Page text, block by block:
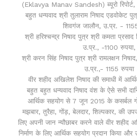
(Eklavya Manav Sandesh) ब्यूरो
बहुत धन्यवाद श्री तुलाराम निषाद एडवोकेट
शिवगंज जालौन, उ.प्र. -
श्री हरिश्चन्द्र निषाद पुत्र श्री कमता
उ.प्र., -1100 रुपया,
श्री करन सिंह निषाद पुत्र श्री रामलक्षन
उ.प्र.,- 1155 रुपया
वीर शहीद अखिलेश निषाद की समाधी में
बहुत बहुत धन्यवाद निषाद वंश के ऐसे सभी
आर्थिक सहयोग से 7 जून 2015 के कसर्बल
मझबार, तुरैहा, गोंड़, बेलदार, शिल्पकार, की
लिए अपनी जान न्यौछाबर करने वाले वीर शहीद
निर्माण के लिए आर्थिक सहयोग प्रदान किया